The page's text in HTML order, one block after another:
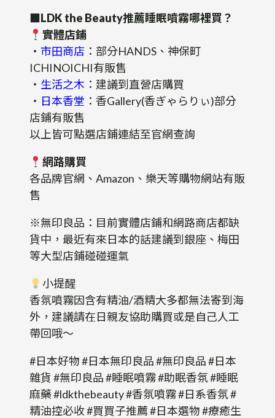
■LDK the Beauty推薦睡眠噴霧哪裡買？
實體店鋪
・ 市田商店 ：部分HANDS、神保町
ICHINOICHI有販售
・ 生活之木 ：建議到直營店購買
・ 日本香堂 ：香Gallery(香ぎゃらりぃ)部分
店鋪有販售
以上皆可點選店鋪連結至官網查詢
網路購買
各品牌官網、Amazon、樂天等購物網站有販
售
※無印良品：目前實體店鋪和網路商店都缺
貨中，最近有來日本的話建議到銀座、梅田
等大型店鋪碰碰運氣
小提醒
香氛噴霧因含有精油/酒精大多都無法寄到海
外，建議請在日親友協助購買或是自己人工
帶回哦～
#日本好物 #日本無印良品 #無印良品 #日本
雜貨 #無印良品 #睡眠噴霧 #助眠香氛 #睡眠
麻藥 #ldkthebeauty #香氛噴霧 #日系香氛 #
精油控必收 #買買子推薦 #日本選物 #療癒生